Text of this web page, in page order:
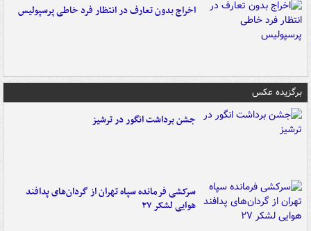
اخراج بدون تعارف در انتظار فرد خاطی پرسپولیس
برگزیده عکس
جشن برداشت انگور در ترشیز
سرکشی فرمانده سپاه تهران از گردان‌های پدافند
هوایی لشکر ۲۷